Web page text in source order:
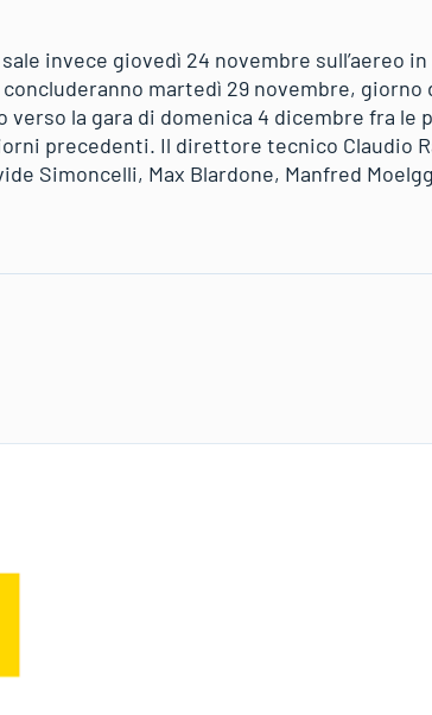
invece giovedì 24 novembre sull’aereo
martedì 29 novembre,
verso la gara di domenica 4 dicembre fra le
precedenti. Il direttore tecnico Claudio
Simoncelli, Max Blardone, Manfred